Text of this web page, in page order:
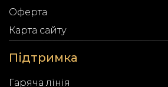
Оферта
Карта сайту
Підтримка
Гаряча лінія